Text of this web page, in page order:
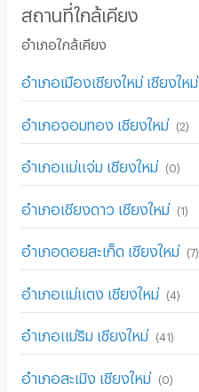
สถานที่ใกล้เคียง
อำเภอใกล้เคียง
อำเภอเมืองเชียงใหม่ เชียงใหม่
อำเภอจอมทอง เชียงใหม่ (2)
อำเภอแม่แจ่ม เชียงใหม่ (0)
อำเภอเชียงดาว เชียงใหม่ (1)
อำเภอดอยสะเก็ด เชียงใหม่ (7)
อำเภอแม่แตง เชียงใหม่ (4 )
อำเภอแม่ริม เชียงใหม่ (41)
อำเภอสะเมิง เชียงใหม่ (0)